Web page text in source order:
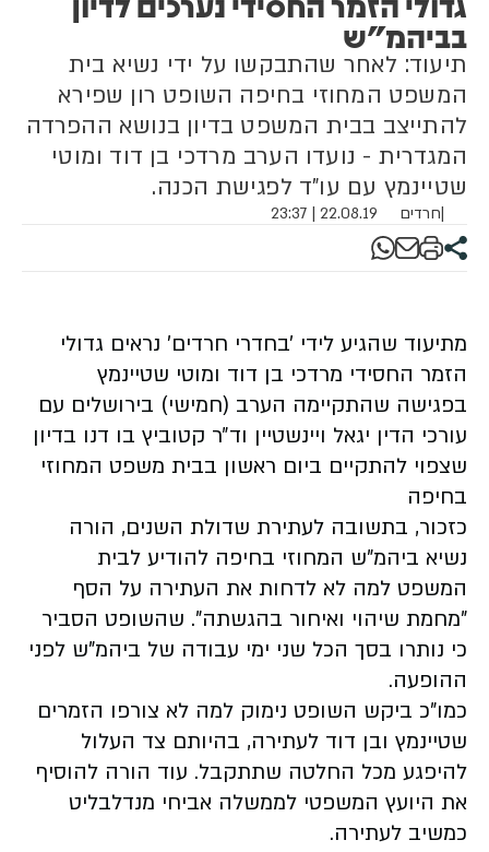
בביהמ"ש
תיעוד: לאחר שהתבקשו על ידי נשיא בית
המשפט המחוזי בחיפה השופט רון שפירא
להתייצב בבית המשפט בדיון בנושא ההפרדה
המגדרית - נועדו הערב מרדכי בן דוד ומוטי
שטיינמץ עם עו"ד לפגישת הכנה.
|חרדים 22.08.19 | 23:37
מתיעוד שהגיע לידי ׳בחדרי חרדים׳ נראים גדולי
הזמר החסידי מרדכי בן דוד ומוטי שטיינמץ
בפגישה שהתקיימה הערב (חמישי) בירושלים עם
עורכי הדין יגאל ויינשטיין וד״ר קטוביץ בו דנו בדיון
שצפוי להתקיים ביום ראשון בבית משפט המחוזי
בחיפה
כזכור, בתשובה לעתירת שדולת השנים, הורה
נשיא ביהמ"ש המחוזי בחיפה להודיע לבית
המשפט למה לא לדחות את העתירה על הסף
"מחמת שיהוי ואיחור בהגשתה". שהשופט הסביר
כי נותרו בסך הכל שני ימי עבודה של ביהמ"ש לפני
ההופעה.
כמו"כ ביקש השופט נימוק למה לא צורפו הזמרים
שטיינמץ ובן דוד לעתירה, בהיותם צד העלול
להיפגע מכל החלטה שתתקבל. עוד הורה להוסיף
את היועץ המשפטי לממשלה אביחי מנדלבליט
כמשיב לעתירה.